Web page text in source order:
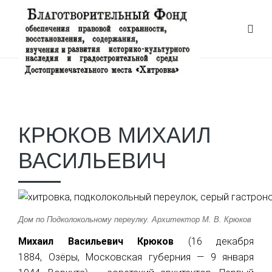
POSTS TAGGED ‘МАГАЗИН’
КРЮКОВ МИХАИЛ
ВАСИЛЬЕВИЧ
Дом по Подколокольному переулку. Архитектор М. В. Крюков
Михаил Васильевич Крюков (16 декабря
1884, Озёры, Московская губерния — 9 января